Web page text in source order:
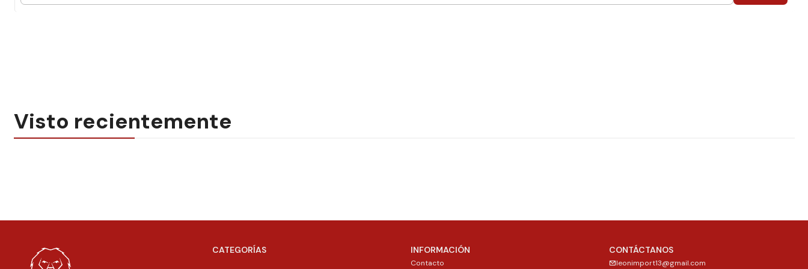
Visto recientemente
CATEGORÍAS INFORMACIÓN
Contacto
CONTÁCTANOS
leonimport13@gmail.com